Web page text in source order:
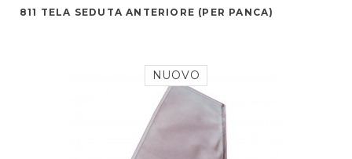
811 TELA SEDUTA ANTERIORE (PER PANCA)
NUOVO